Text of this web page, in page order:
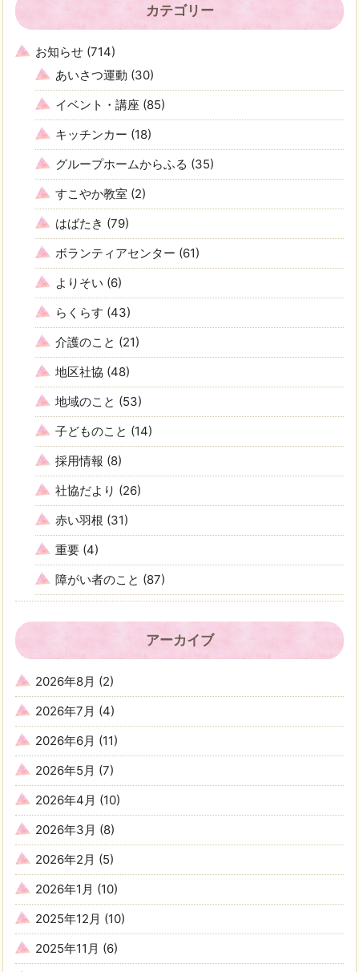
カテゴリー
お知らせ (714)
あいさつ運動 (30)
イベント・講座 (85)
キッチンカー (18)
グループホームからふる (35)
すこやか教室 (2)
はばたき (79)
ボランティアセンター (61)
よりそい (6)
らくらす (43)
介護のこと (21)
地区社協 (48)
地域のこと (53)
子どものこと (14)
採用情報 (8)
社協だより (26)
赤い羽根 (31)
重要 (4)
障がい者のこと (87)
アーカイブ
2026年8月 (2)
2026年7月 (4)
2026年6月 (11)
2026年5月 (7)
2026年4月 (10)
2026年3月 (8)
2026年2月 (5)
2026年1月 (10)
2025年12月 (10)
2025年11月 (6)